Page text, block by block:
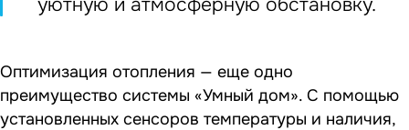
Оптимизация отопления — еще одно
преимущество системы «Умный дом». С помощью
установленных сенсоров температуры и наличия,